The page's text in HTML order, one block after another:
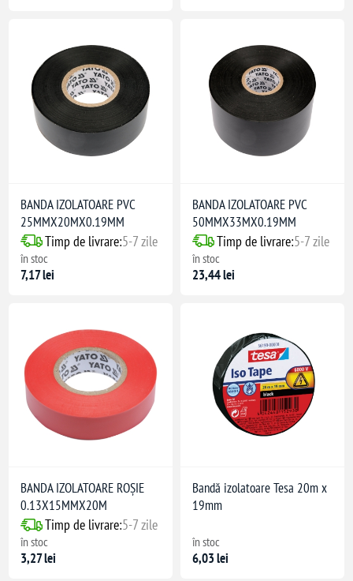
BANDA IZOLATOARE PVC
25MMX20MX0.19MM
Timp de livrare:5-7 zile
în stoc
7,17 lei
BANDA IZOLATOARE PVC
50MMX33MX0.19MM
Timp de livrare:5-7 zile
în stoc
23,44 lei
BANDA IZOLATOARE ROȘIE
0.13X15MMX20M
Timp de livrare:5-7 zile
în stoc
3,27 lei
Bandă izolatoare Tesa 20m x
19mm
în stoc
6,03 lei